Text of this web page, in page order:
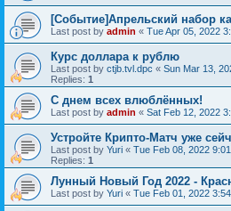
[Событие]Апрельский набор
Last post by admin « Tue Apr 05, 2022
Курс доллара к рублю
Last post by ctjb.tvl.dpc « Sun Mar 13,
Replies: 1
С днем всех влюблённых!
Last post by admin « Sat Feb 12, 2022
Устройте Крипто-Матч уже
Last post by Yuri « Tue Feb 08, 2022
Replies: 1
Лунный Новый Год 2022 -
Last post by Yuri « Tue Feb 01, 2022